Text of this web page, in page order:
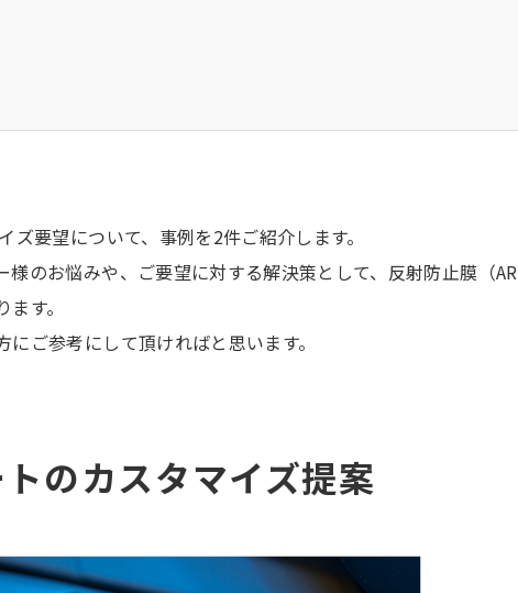
要望について、事例を2件ご紹介します。
のお悩みや、ご要望に対する解決策として、反射防止膜（AR
す。
ご参考にして頂ければと思います。
のカスタマイズ提案